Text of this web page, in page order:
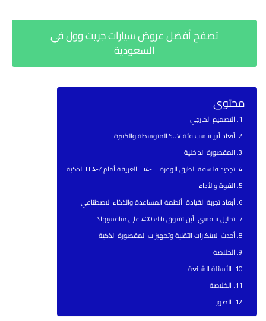
تصفح أفضل عروض سيارات جريت وول في
السعودية
محتوى
التصميم الخارجي
أبعاد أبرز تناسب فئة SUV المتوسطة والكبيرة
المقصورة الداخلية
تجديد فلسفة الطرق الوعرة: Hi4-T العريقة أمام Hi4-Z الذكية
القوة والأداء
أبعاد تجربة القيادة: أنظمة المساعدة والذكاء الاصطناعي
تحليل تنافسي: أين تتفوق تانك 400 على منافسيها؟
أحدث الابتكارات التقنية وتجهيزات المقصورة الذكية
الخلاصة
الأسئلة الشائعة
الخلاصة
الصور